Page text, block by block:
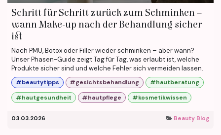
Schritt für Schritt zurück zum Schminken –
wann Make-up nach der Behandlung sicher
ist
Nach PMU, Botox oder Filler wieder schminken – aber wann?
Unser Phasen-Guide zeigt Tag für Tag, was erlaubt ist, welche
Produkte sicher sind und welche Fehler sich vermeiden lassen.
#beautytipps #gesichtsbehandlung
#hautberatung
#hautgesundheit
#hautpflege #kosmetikwissen
03.03.2026 Beauty Blog